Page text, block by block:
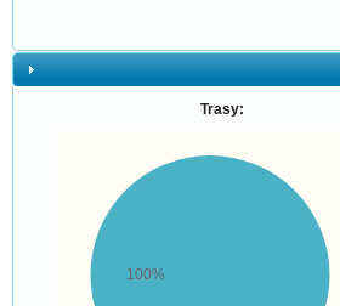
Trasy:
100%